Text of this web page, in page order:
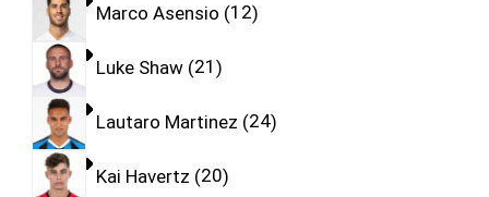
Marco Asensio 12
Luke Shaw 21
Lautaro Martinez 24
Kai Havertz 20